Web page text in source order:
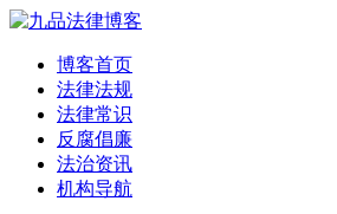
博客首页
法律法规
法律常识
反腐倡廉
法治资讯
机构导航